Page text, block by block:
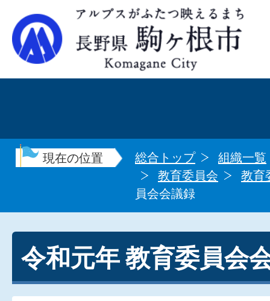
現在の位置 総合トップ
組織一覧
教育委員会
教育
員会会議録
令和元年 教育委員会